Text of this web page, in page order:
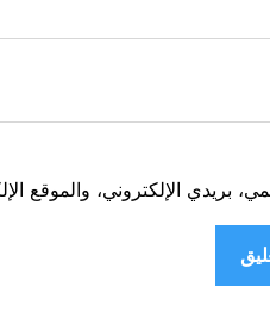
بريدي الإلكتروني، والموقع